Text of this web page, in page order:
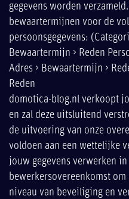
gegevens worden
bewaartermijnen voor de
persoonsgegevens:
Bewaartermijn > Reden
Adres > Bewaartermijn >
Reden
domotica-blog.nl verkoopt
en zal deze uitsluitend
de uitvoering van onze
voldoen aan een wettelijke
jouw gegevens verwerken
bewerkersovereenkomst
niveau van beveiliging en